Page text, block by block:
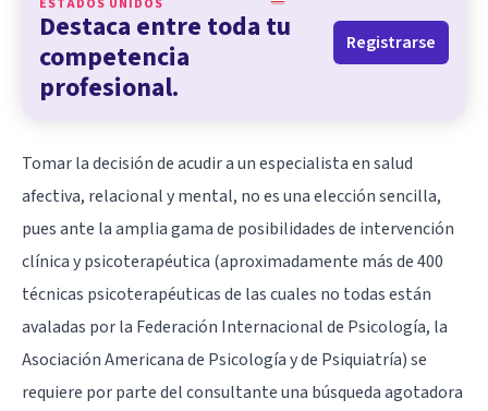
Destaca entre toda tu
competencia
profesional.
Registrarse
Tomar la decisión de acudir a un especialista en salud
afectiva, relacional y mental, no es una elección sencilla,
pues ante la amplia gama de posibilidades de intervención
clínica y psicoterapéutica (aproximadamente más de 400
técnicas psicoterapéuticas de las cuales no todas están
avaladas por la Federación Internacional de Psicología, la
Asociación Americana de Psicología y de Psiquiatría) se
requiere por parte del consultante una búsqueda agotadora